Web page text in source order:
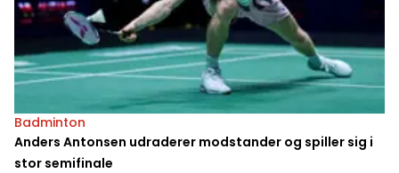
Badminton
Anders Antonsen udraderer modstander og spiller sig i
stor semifinale